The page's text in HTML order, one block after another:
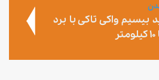
بیسیم واکی تاکی با برد